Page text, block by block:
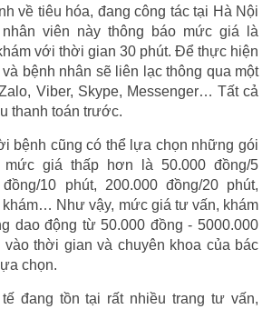
về tiêu hóa, đang công tác tại Hà Nội
viên này thông báo mức giá là
với thời gian 30 phút. Để thực hiện
bệnh nhân sẽ liên lạc thông qua một
Viber, Skype, Messenger… Tất cả
thanh toán trước.
bệnh cũng có thể lựa chọn những gói
giá thấp hơn là 50.000 đồng/5
10 phút, 200.000 đồng/20 phút,
Như vậy, mức giá tư vấn, khám
dao động từ 50.000 đồng - 5000.000
vào thời gian và chuyên khoa của bác
chọn.
đang tồn tại rất nhiều trang tư vấn,